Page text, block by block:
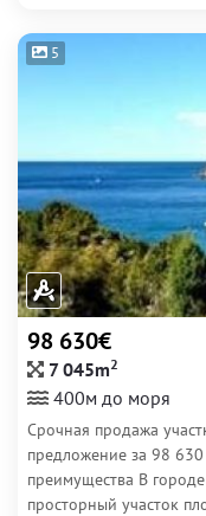
5
98 630€
7 045m2
400м до моря
Срочная продажа
предложение за 98
преимущества В
просторный участок